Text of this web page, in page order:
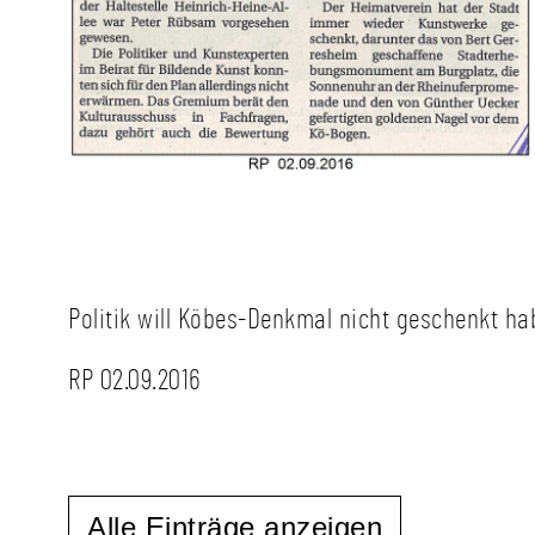
Politik will Köbes-Denkmal nicht geschenkt
RP 02.09.2016
Alle Einträge anzeigen